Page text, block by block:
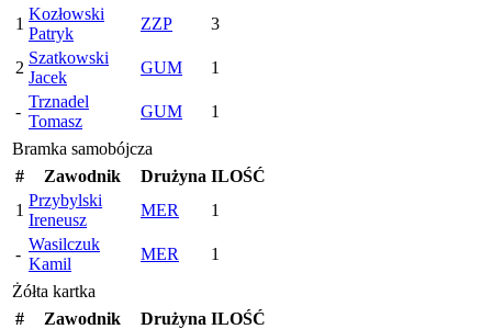
1
Kozłowski
Patryk
ZZP 3
2
Szatkowski
Jacek
GUM 1
-
Trznadel
Tomasz
GUM
1
Bramka samobójcza
#
Zawodnik Drużyna ILOŚĆ
1
Przybylski
Ireneusz
MER 1
-
Wasilczuk
Kamil
MER
1
Żółta kartka
#
Zawodnik Drużyna ILOŚĆ